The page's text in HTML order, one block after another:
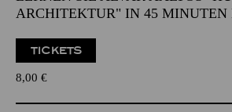
ARCHITEKTUR" IN 45 MINUTEN
TICKETS
8,00 €